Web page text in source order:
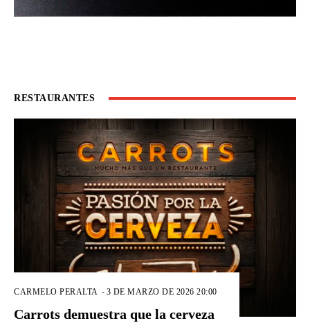
RESTAURANTES
CARMELO PERALTA - 3 DE MARZO DE 2026 20:00
Carrots demuestra que la cerveza